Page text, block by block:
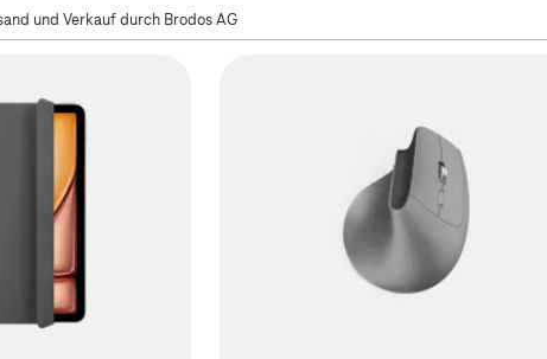
und Verkauf durch Brodos AG